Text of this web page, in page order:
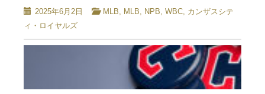
2025年6月2日 MLB, MLB, NPB, WBC, カンザスシテ
ィ・ロイヤルズ